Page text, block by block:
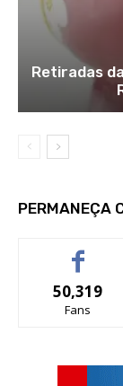
Retiradas
PERMANEÇA
50,319
Fans